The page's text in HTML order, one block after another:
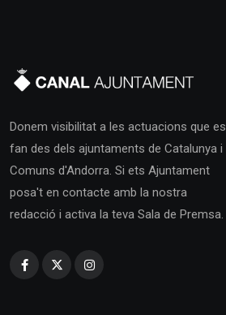
Donem visibilitat a les actuacions que es
fan des dels ajuntaments de Catalunya i
Comuns d'Andorra. Si ets Ajuntament
posa't en contacte amb la nostra
redacció i activa la teva Sala de Premsa.